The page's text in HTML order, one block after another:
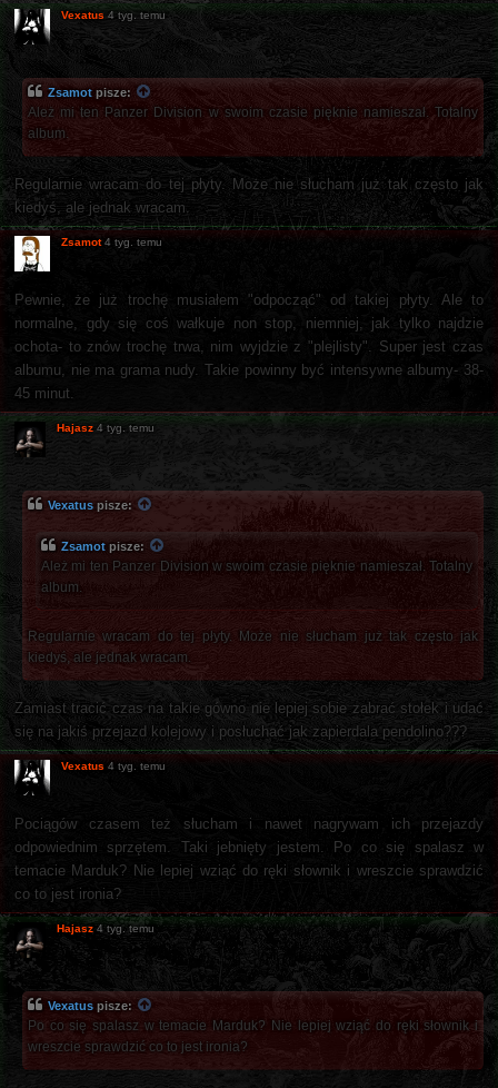
Vexatus 4 tyg. temu
Zsamot pisze:
Ależ mi ten Panzer Division w swoim czasie pięknie namieszał. Totalny
album.
Regularnie wracam do tej płyty. Może nie słucham już tak często jak
kiedyś, ale jednak wracam.
Zsamot 4 tyg. temu
Pewnie, że już trochę musiałem "odpocząć" od takiej płyty. Ale to
normalne, gdy się coś wałkuje non stop, niemniej, jak tylko najdzie
ochota- to znów trochę trwa, nim wyjdzie z "plejlisty". Super jest czas
albumu, nie ma grama nudy. Takie powinny być intensywne albumy- 38-
45 minut.
Hajasz 4 tyg. temu
Vexatus pisze:
Zsamot pisze:
Ależ mi ten Panzer Division w swoim czasie pięknie namieszał. Totalny
album.
Regularnie wracam do tej płyty. Może nie słucham już tak często jak
kiedyś, ale jednak wracam.
Zamiast tracić czas na takie gówno nie lepiej sobie zabrać stołek i udać
się na jakiś przejazd kolejowy i posłuchać jak zapierdala pendolino???
Vexatus 4 tyg. temu
Pociągów czasem też słucham i nawet nagrywam ich przejazdy
odpowiednim sprzętem. Taki jebnięty jestem. Po co się spalasz w
temacie Marduk? Nie lepiej wziąć do ręki słownik i wreszcie sprawdzić
co to jest ironia?
Hajasz 4 tyg. temu
Vexatus pisze:
Po co się spalasz w temacie Marduk? Nie lepiej wziąć do ręki słownik i
wreszcie sprawdzić co to jest ironia?